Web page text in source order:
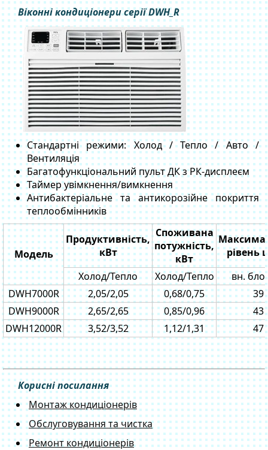
Віконні кондиціонери серії DWH_R
Стандартні режими: Холод / Тепло / Авто /
Вентиляція
Багатофункціональний пульт ДК з РК-дисплеєм
Таймер увімкнення/вимкнення
Антибактеріальне та антикорозійне покриття
теплообмінників
Модель
Продуктивність,
кВт
Споживана
потужність,
кВт
рівень
Холод/Тепло
Холод/Тепло
вн.
DWH7000R
2,05/2,05 0,68/0,75
39
DWH9000R
2,65/2,65 0,85/0,96
43
DWH12000R
3,52/3,52 1,12/1,31 47
Корисні посилання
Монтаж кондиціонерів
Обслуговування та чистка
Ремонт кондиціонерів